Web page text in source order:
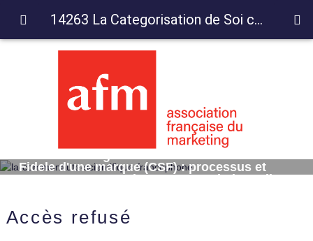
Fidele d'une marque (CSF) : processus et
consequences sur les attentes relationnelles
Accès refusé
14263 La Categorisation de Soi comme client Fidele d'une marque (CSF) : processus et consequences sur les attentes relationnelles